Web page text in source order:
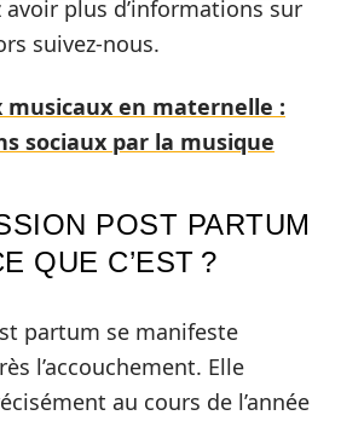
avoir plus d’informations sur
suivez-nous.
musicaux en maternelle :
sociaux par la musique
POST PARTUM
QUE C’EST ?
partum se manifeste
l’accouchement. Elle
au cours de l’année